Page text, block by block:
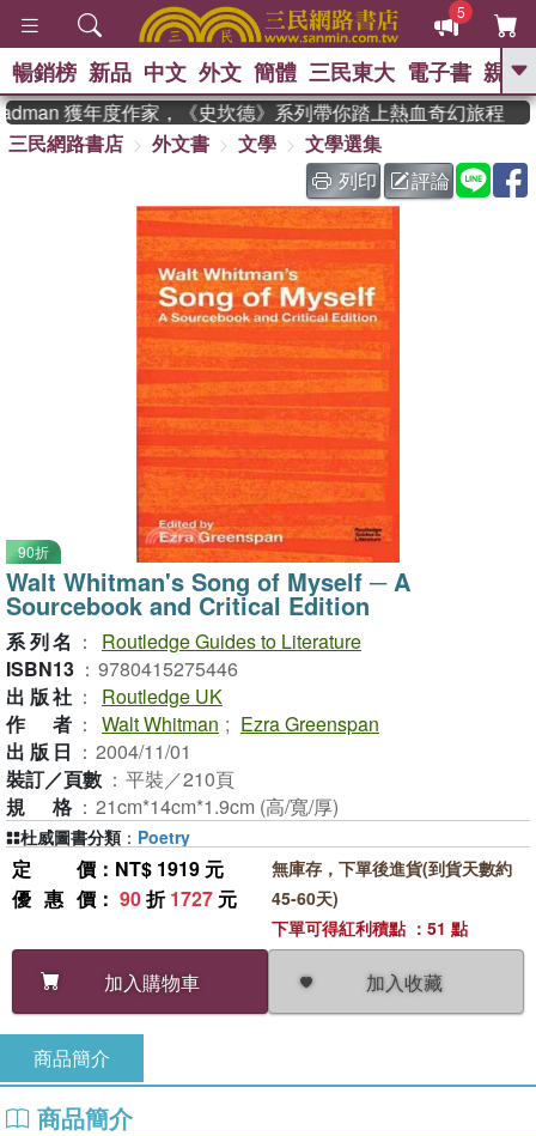
5
GO
熱搜： 東野圭吾 、
、 如果歷史是一群喵 、 暑期
國際布克獎 臺灣漫遊錄 、 方
念華 、 台灣的李登輝時代
孩：黎曼猜想 、 偉大的迷走神經
暢銷榜 新品 中文 外文 簡體 三民東大 電子書 親子
獲年度作家，《史坎德》系列帶你踏上熱血奇幻旅程
三民網路書店
外文書 文學
文學選集
列印
評論
90折
Walt Whitman's Song of Myself ─ A
Sourcebook and Critical Edition
系列名 ：
Routledge Guides to Literature
ISBN13 ： 9780415275446
出版社 ：
Routledge UK
作者 ： Walt Whitman ; Ezra Greenspan
出版日 ： 2004/11/01
裝訂／頁數 ： 平裝／210頁
規格 ： 21cm*14cm*1.9cm (高/寬/厚)
定價 ：NT$ 1919 元
優惠價 ： 90折1727 元
加入購物車 加入收藏
無庫存，下單後進貨(到貨天數約
45-60天)
下單可得紅利積點 ：51 點
杜威圖書分類 ： Poetry
商品簡介
商品簡介